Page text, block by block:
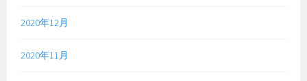
2020年12月
2020年11月